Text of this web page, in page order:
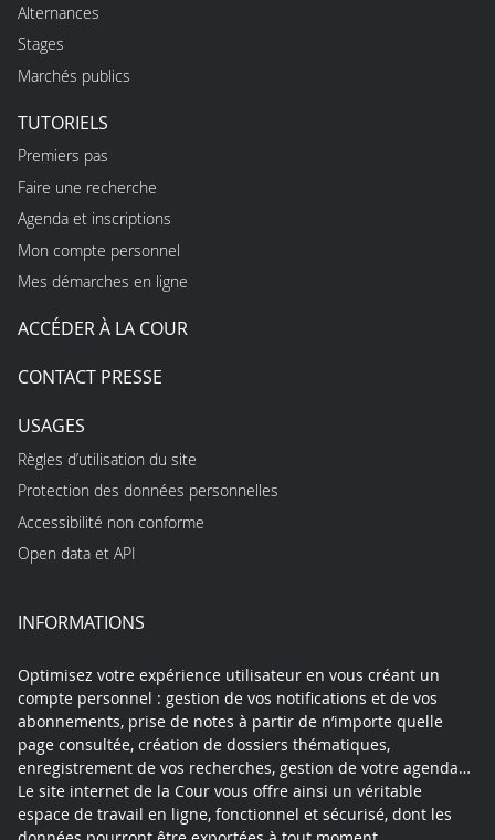
Alternances
Stages
Marchés publics
TUTORIELS
Premiers pas
Faire une recherche
Agenda et inscriptions
Mon compte personnel
Mes démarches en ligne
ACCÉDER À LA COUR
CONTACT PRESSE
USAGES
Règles d’utilisation du site
Protection des données personnelles
Accessibilité non conforme
Open data et API
INFORMATIONS
Optimisez votre expérience utilisateur en vous créant un
compte personnel : gestion de vos notifications et de vos
abonnements, prise de notes à partir de n’importe quelle
page consultée, création de dossiers thématiques,
enregistrement de vos recherches, gestion de votre agenda…
Le site internet de la Cour vous offre ainsi un véritable
espace de travail en ligne, fonctionnel et sécurisé, dont les